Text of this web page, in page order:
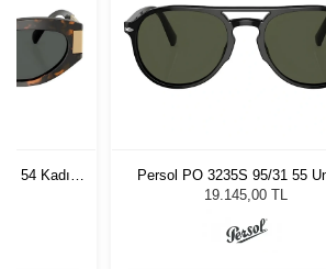
- 54 Kadın
Persol PO 3235S 95/31 55
Güneş Gözlüğü
19.145,00 TL